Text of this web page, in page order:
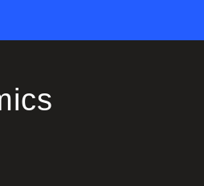
OP.GG